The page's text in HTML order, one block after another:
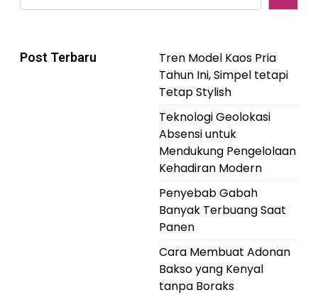
Post Terbaru
Tren Model Kaos Pria
Tahun Ini, Simpel tetapi
Tetap Stylish
Teknologi Geolokasi
Absensi untuk
Mendukung Pengelolaan
Kehadiran Modern
Penyebab Gabah
Banyak Terbuang Saat
Panen
Cara Membuat Adonan
Bakso yang Kenyal
tanpa Boraks